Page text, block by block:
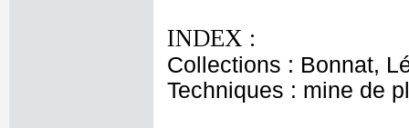
INDEX :
Collections : Bonnat,
Techniques : mine de